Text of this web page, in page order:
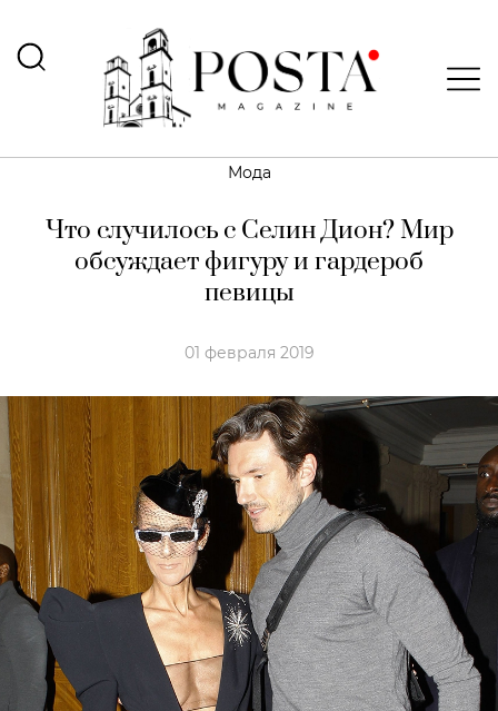
Мода
Что случилось с Селин Дион? Мир
обсуждает фигуру и гардероб
певицы
01 февраля 2019